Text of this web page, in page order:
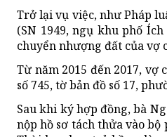
Trở lại vụ việc, như Pháp
(SN 1949, ngụ khu phố
chuyển nhượng đất của vợ
Từ năm 2015 đến 2017,
số 745, tờ bản đồ số 17,
Sau khi ký hợp đồng, bà
nộp hồ sơ tách thửa vào